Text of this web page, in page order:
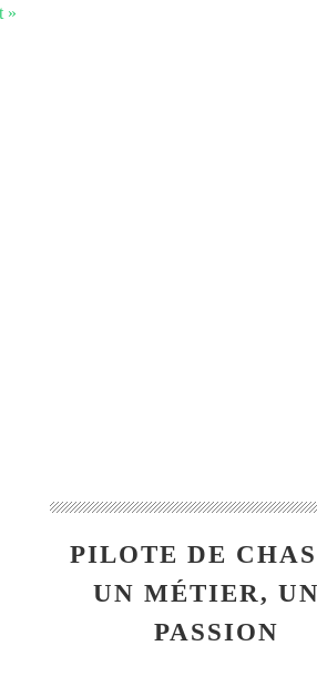
»
PILOTE DE
UN MÉTIER,
PASSION